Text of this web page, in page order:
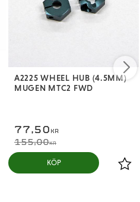
A2225 WHEEL HUB (4.5MM)
MUGEN MTC2 FWD
77,50 KR
155,00KR
KÖP